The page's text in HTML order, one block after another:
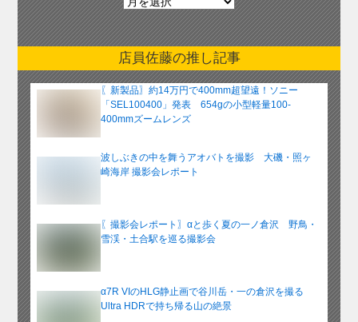
別
ア
ー
カ
イ
ブ
店員佐藤の推し記事
〖新製品〗約14万円で400mm超望遠！ソニー
「SEL100400」発表 654gの小型軽量100-
400mmズームレンズ
波しぶきの中を舞うアオバトを撮影 大磯・照ヶ
崎海岸 撮影会レポート
〖撮影会レポート〗αと歩く夏の一ノ倉沢 野鳥・
雪渓・土合駅を巡る撮影会
α7R VIのHLG静止画で谷川岳・一の倉沢を撮る
Ultra HDRで持ち帰る山の絶景